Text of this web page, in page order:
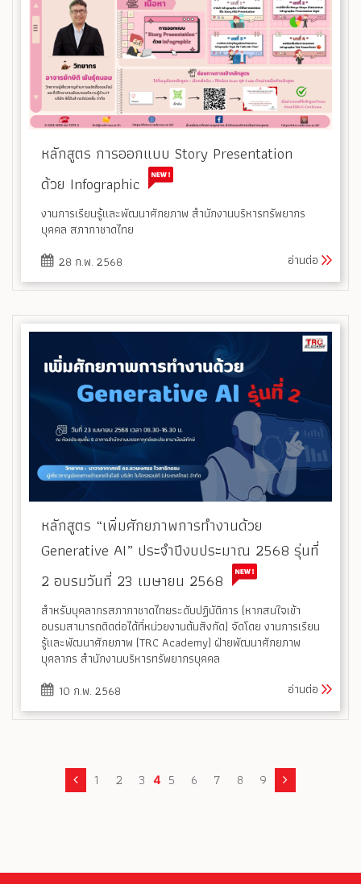
หลักสูตร การออกแบบ Story Presentation
ด้วย Infographic
งานการเรียนรู้และพัฒนาศักยภาพ สำนักงานบริหารทรัพยากร
บุคคล สภากาชาดไทย
28 ก.พ. 2568
อ่านต่อ
หลักสูตร “เพิ่มศักยภาพการทำงานด้วย
Generative AI” ประจำปีงบประมาณ 2568 รุ่นที่
2 อบรมวันที่ 23 เมษายน 2568
สำหรับบุคลากรสภากาชาดไทยระดับปฏิบัติการ (หากสนใจเข้า
อบรมสามารถติดต่อได้ที่หน่วยงานต้นสังกัด) จัดโดย งานการเรียน
รู้และพัฒนาศักยภาพ (TRC Academy) ฝ่ายพัฒนาศักยภาพ
บุคลากร สำนักงานบริหารทรัพยากรบุคคล
10 ก.พ. 2568
อ่านต่อ
1 2 3 4 5 6 7 8 9